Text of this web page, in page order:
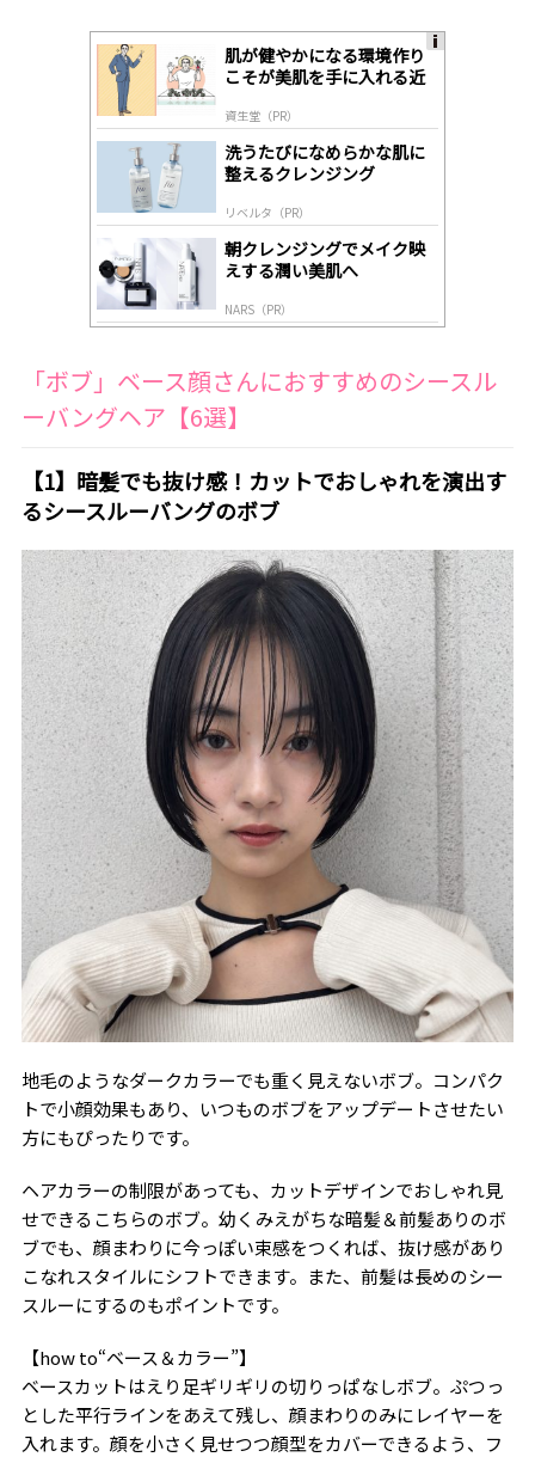
肌が健やかになる環境作り
こそが美肌を手に入れる近
資生堂（PR）
洗うたびになめらかな肌に
整えるクレンジング
リベルタ（PR）
朝クレンジングでメイク映
えする潤い美肌へ
NARS（PR）
「ボブ」ベース顔さんにおすすめのシースル
ーバングヘア【6選】
【1】暗髪でも抜け感！カットでおしゃれを演出す
るシースルーバングのボブ
地毛のようなダークカラーでも重く見えないボブ。コンパク
トで小顔効果もあり、いつものボブをアップデートさせたい
方にもぴったりです。
ヘアカラーの制限があっても、カットデザインでおしゃれ見
せできるこちらのボブ。幼くみえがちな暗髪＆前髪ありのボ
ブでも、顔まわりに今っぽい束感をつくれば、抜け感があり
こなれスタイルにシフトできます。また、前髪は長めのシー
スルーにするのもポイントです。
【how to“ベース＆カラー”】
ベースカットはえり足ギリギリの切りっぱなしボブ。ぷつっ
とした平行ラインをあえて残し、顔まわりのみにレイヤーを
入れます。顔を小さく見せつつ顔型をカバーできるよう、フ